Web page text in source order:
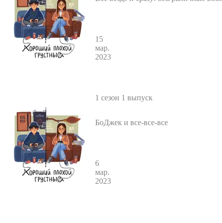
15
мар.
2023
1 сезон 1 выпуск
БоДжек и все-все-все
6
мар.
2023